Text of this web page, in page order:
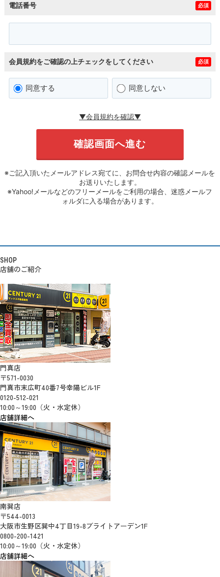
電話番号 必須
会員規約をご確認の上チェックをしてください 必須
同意する 同意しない
▼会員規約を確認▼
※ご記入頂いたメールアドレス宛てに、お問合せ内容の確認メールを
お送りいたします。
※Yahoo!メールなどのフリーメールをご利用の場合、迷惑メールフ
ォルダに入る場合があります。
SHOP
店舗のご紹介
門真店
〒571-0030
門真市末広町40番7号幸陽ビル1F
0120-512-021
10:00～19:00（火・水定休）
店舗詳細へ
南巽店
〒544-0013
大阪市生野区巽中4丁目19-8ブライトアーデン1F
0800-200-1421
10:00～19:00（火・水定休）
店舗詳細へ